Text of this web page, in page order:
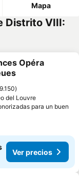
Mapa
Distrito VIII:
Opéra
9.150
del Louvre
para un buen
Ver precios